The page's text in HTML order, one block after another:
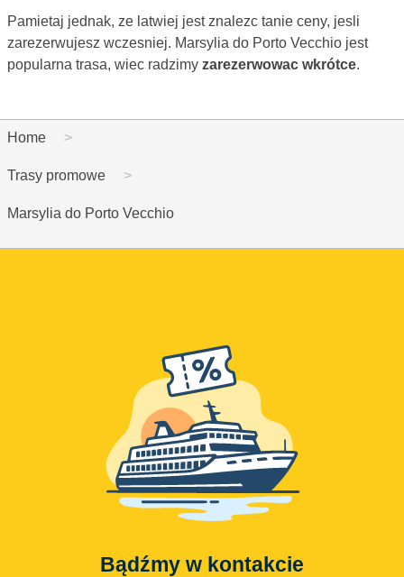
Pamietaj jednak, ze latwiej jest znalezc tanie ceny, jesli
zarezerwujesz wczesniej. Marsylia do Porto Vecchio jest
popularna trasa, wiec radzimy zarezerwowac wkrótce.
Home
Trasy promowe
Marsylia do Porto Vecchio
Bądźmy w kontakcie